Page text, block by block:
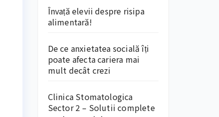
Învață elevii despre risipa
alimentară!
De ce anxietatea socială îți
poate afecta cariera mai
mult decât crezi
Clinica Stomatologica
Sector 2 – Solutii complete